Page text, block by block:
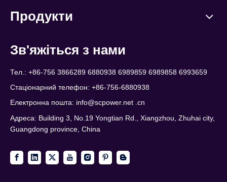
Продукти
Зв'яжіться з нами
Тел.: +86-756 3866289 6880938 6989859 6989858 6993659
Стаціонарний телефон: +86-756-6880938
Електронна пошта: info@scpower.net .cn
Адреса: Building 3, No.19 Yongtian Rd., Xiangzhou, Zhuhai city,
Guangdong province, China